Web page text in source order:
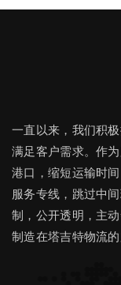
一直以来，我们积
满足客户需求。作
港口，缩短运输时
服务专线，跳过中
制，公开透明，主
制造在塔吉特物流